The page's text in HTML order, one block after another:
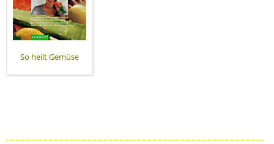
So heilt Gemüse